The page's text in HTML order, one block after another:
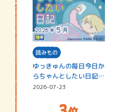
読みもの
ゆっきゅんの毎日今日か
らちゃんとしたい日記
☆202…
2026-07-23